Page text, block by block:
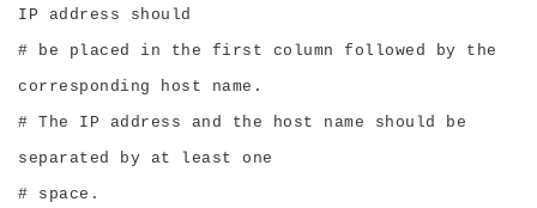
IP address should
# be placed in the first column followed by the
corresponding host name.
# The IP address and the host name should be
separated by at least one
# space.